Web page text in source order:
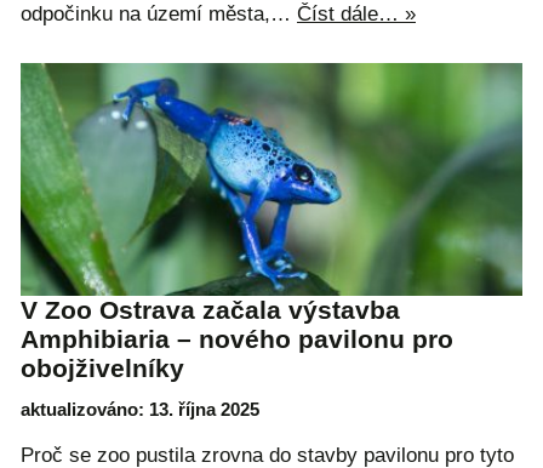
odpočinku na území města,… Číst dále… »
V Zoo Ostrava začala výstavba
Amphibiaria – nového pavilonu pro
obojživelníky
aktualizováno: 13. října 2025
Proč se zoo pustila zrovna do stavby pavilonu pro tyto